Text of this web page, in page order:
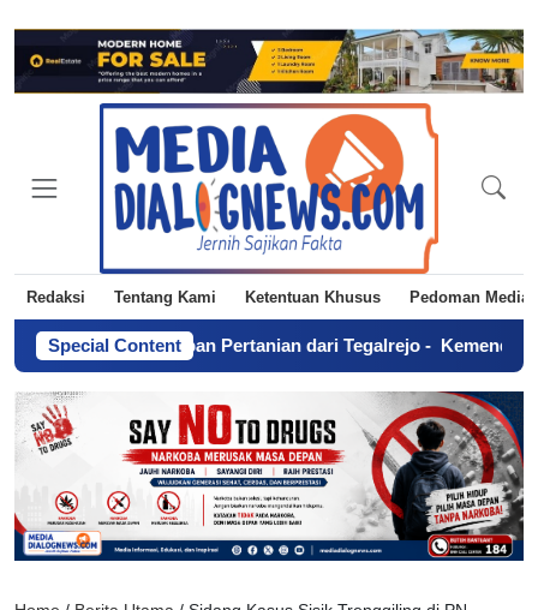
Redaksi Tentang Kami Ketentuan Khusus Pedoman Media
Special Content
Masa Depan Pertanian dari Tegalrejo- Kemendagri Dorong